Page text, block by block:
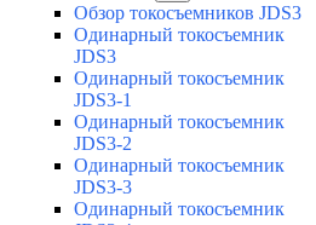
Обзор токосъемников JDS3
Одинарный токосъемник
JDS3
Одинарный токосъемник
JDS3-1
Одинарный токосъемник
JDS3-2
Одинарный токосъемник
JDS3-3
Одинарный токосъемник